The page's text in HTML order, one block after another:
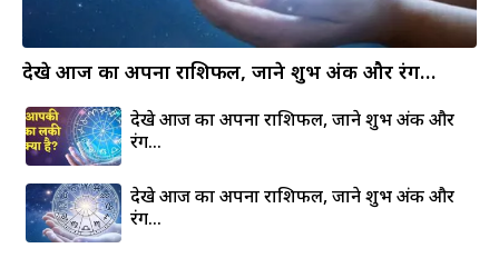
देखे आज का अपना राशिफल, जाने शुभ अंक और रंग…
देखे आज का अपना राशिफल, जाने शुभ अंक और
रंग…
देखे आज का अपना राशिफल, जाने शुभ अंक और
रंग…